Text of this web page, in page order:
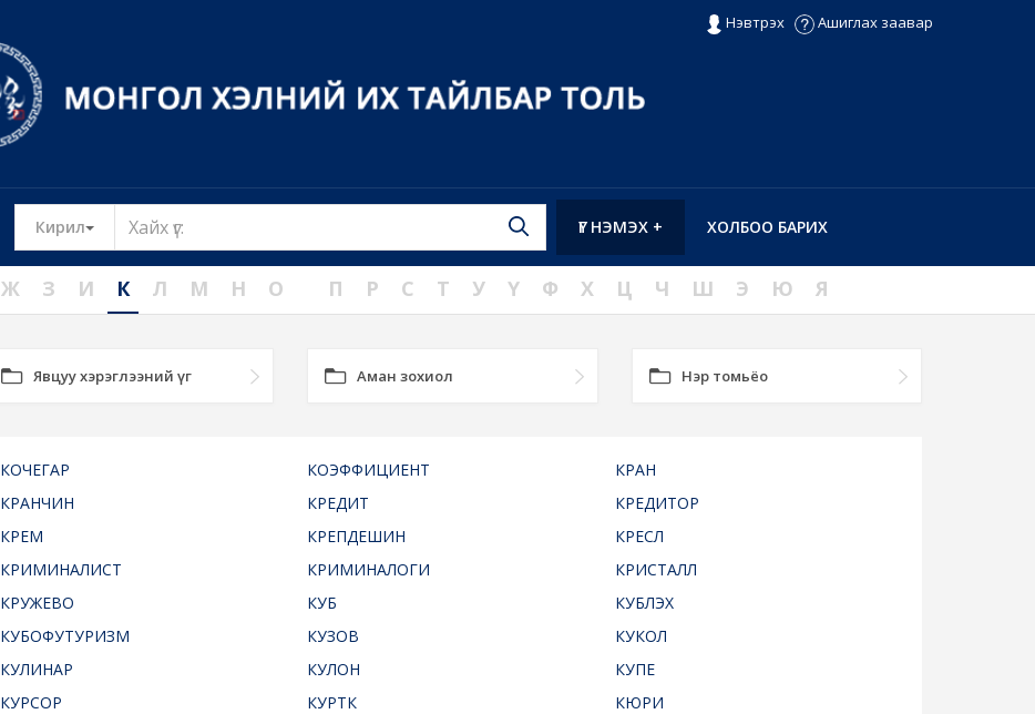
Нэвтрэх Ашиглах заавар
Кирил Toggle Dropdown ХОЛБОО БАРИХ
ҮГ НЭМЭХ +
Ж З И К Л М Н О П Р С Т У Ү Ф Х Ц Ч Ш Э Ю Я
Явцуу хэрэглээний үг Аман зохиол Нэр томьёо
КОЧЕГАР КОЭФФИЦИЕНТ
КРАН
КРАНЧИН КРЕДИТ
КРЕДИТОР
КРЕМ КРЕПДЕШИН
КРЕСЛ
КРИМИНАЛИСТ КРИМИНАЛОГИ
КРИСТАЛЛ
КРУЖЕВО КУБ
КУБЛЭХ
КУБОФУТУРИЗМ КУЗОВ
КУКОЛ
КУЛИНАР КУЛОН
КУПЕ
КУРСОР КУРТК
КЮРИ